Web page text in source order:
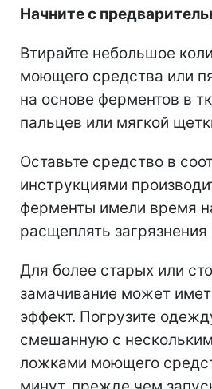
Начните с
Втирайте небольшое
моющего средства или
на основе ферментов в
пальцев или мягкой
Оставьте средство в
инструкциями
ферменты имели время
расщеплять
Для более старых или
замачивание может
эффект. Погрузите
смешанную с
ложками моющего